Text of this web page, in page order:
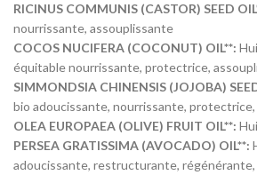
RICINUS COMMUNIS (CASTOR) SEED
nourrissante, assouplissante
COCOS NUCIFERA (COCONUT) OIL**:
équitable nourrissante, protectrice,
SIMMONDSIA CHINENSIS (JOJOBA)
bio adoucissante, nourrissante,
OLEA EUROPAEA (OLIVE) FRUIT OIL**:
PERSEA GRATISSIMA (AVOCADO) OIL**:
adoucissante, restructurante,